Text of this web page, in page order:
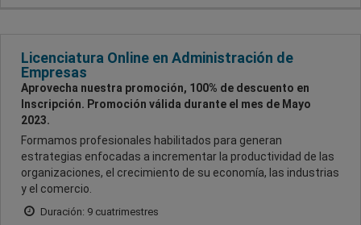
Licenciatura Online en Administración de
Empresas
Aprovecha nuestra promoción, 100% de descuento en
Inscripción. Promoción válida durante el mes de Mayo
2023.
Formamos profesionales habilitados para generan
estrategias enfocadas a incrementar la productividad de las
organizaciones, el crecimiento de su economía, las industrias
y el comercio.
Duración: 9 cuatrimestres